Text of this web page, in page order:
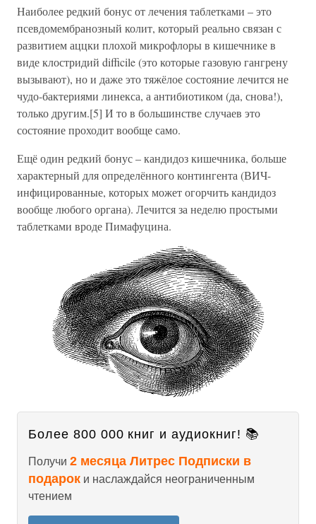
Наиболее редкий бонус от лечения таблетками – это
псевдомембранозный колит, который реально связан с
развитием аццки плохой микрофлоры в кишечнике в
виде клостридий difficile (это которые газовую гангрену
вызывают), но и даже это тяжёлое состояние лечится не
чудо-бактериями линекса, а антибиотиком (да, снова!),
только другим.[5] И то в большинстве случаев это
состояние проходит вообще само.
Ещё один редкий бонус – кандидоз кишечника, больше
характерный для определённого контингента (ВИЧ-
инфицированные, которых может огорчить кандидоз
вообще любого органа). Лечится за неделю простыми
таблетками вроде Пимафуцина.
Более 800 000 книг и аудиокниг! 📚
Получи 2 месяца Литрес Подписки в
подарок и наслаждайся неограниченным
чтением